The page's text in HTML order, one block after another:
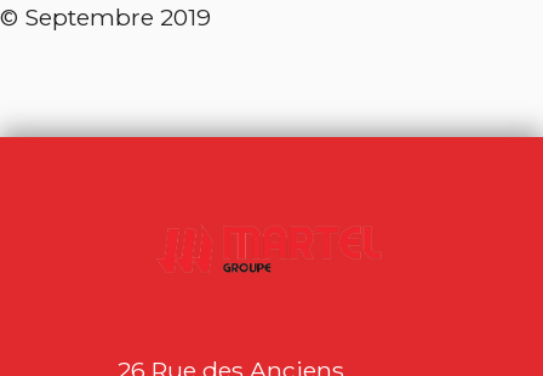
© Septembre 2019
26 Rue des Anciens